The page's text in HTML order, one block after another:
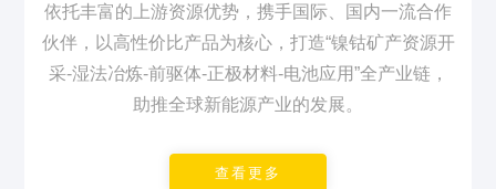
依托丰富的上游资源优势，携手国际、国内一流合作
伙伴，以高性价比产品为核心，打造“镍钴矿产资源开
采-湿法冶炼-前驱体-正极材料-电池应用”全产业链，
助推全球新能源产业的发展。
查看更多